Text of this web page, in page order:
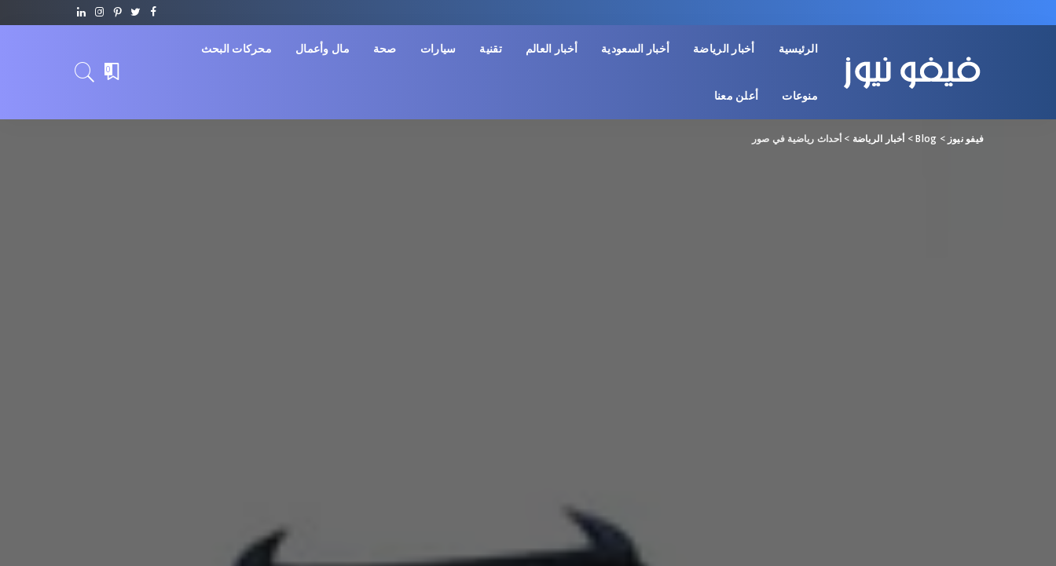
الرئيسية أخبار الرياضة أخبار السعودية أخبار العالم تقنية سيارات صحة مال وأعمال محركات البحث
منوعات أعلن معنا
0
فيفو نيوز >
Blog
> أخبار الرياضة > أحداث رياضية في صور